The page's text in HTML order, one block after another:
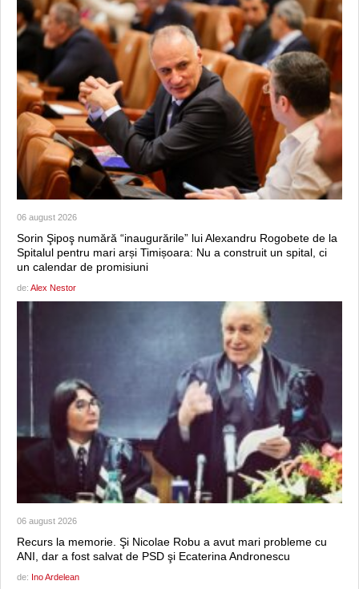
06 august 2026
Sorin Şipoş numără “inaugurările” lui Alexandru Rogobete de la
Spitalul pentru mari arși Timișoara: Nu a construit un spital, ci
un calendar de promisiuni
de: Alex Nestor
06 august 2026
Recurs la memorie. Şi Nicolae Robu a avut mari probleme cu
ANI, dar a fost salvat de PSD şi Ecaterina Andronescu
de: Ino Ardelean